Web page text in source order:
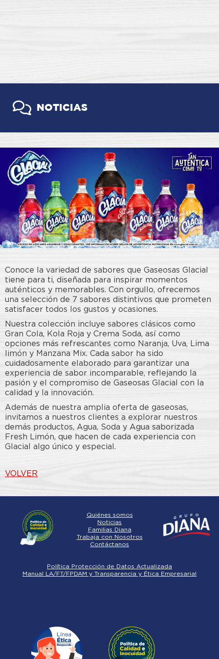
NOTICIAS
Conoce la variedad de sabores que Gaseosas Glacial
tiene para ti, diseñada para inspirar momentos
auténticos y memorables. Con orgullo, ofrecemos
una selección de 7 sabores distintivos que prometen
satisfacer todos los gustos y ocasiones.
Nuestra colección incluye sabores clásicos como
Gran Cola, Kola Roja y Crema Soda, así como
opciones más refrescantes como Naranja, Uva, Lima
limón y Manzana Mix. Cada sabor ha sido
cuidadosamente elaborado para garantizar una
experiencia de sabor incomparable, reflejando la
pasión y el compromiso de Gaseosas Glacial con la
calidad y la innovación.
Además de nuestra amplia oferta de gaseosas,
invitamos a nuestros clientes a explorar nuestros
demás productos, Agua, Soda y Agua saborizada
Fresh Limón, que hacen de cada experiencia con
Glacial algo único y especial.
VOLVER
Quiénes somos
Noticias
Familias Diana
Trabaja con Nosotros
Contáctanos
Política Protección de Datos Actualizada
Manual LA/FT/FPDAM y Transparencia y Ética Empresarial